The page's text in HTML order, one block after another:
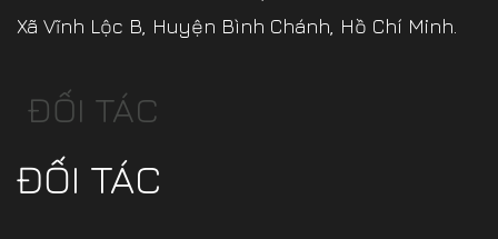
Xã Vĩnh Lộc B, Huyện Bình Chánh, Hồ Chí Minh.
ĐỐI TÁC
ĐỐI TÁC